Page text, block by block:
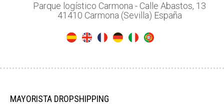
Parque logístico Carmona - Calle Abastos, 13
41410 Carmona (Sevilla) España
MAYORISTA DROPSHIPPING